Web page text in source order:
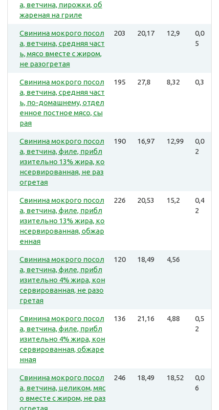
а, ветчина, пирожки, об
жареная на гриле
Свинина мокрого посол
а, ветчина, средняя част
ь, мясо вместе с жиром,
не разогретая
203 20,17 12,9
0,0
5
Свинина мокрого посол
а, ветчина, средняя част
ь, по-домашнему, отдел
енное постное мясо, сы
рая
195 27,8 8,32 0,3
Свинина мокрого посол
а, ветчина, филе, прибл
изительно 13% жира, ко
нсервированная, не раз
огретая
190 16,97 12,99
0,0
2
Свинина мокрого посол
а, ветчина, филе, прибл
изительно 13% жира, ко
нсервированная, обжар
енная
226 20,53 15,2
0,4
2
Свинина мокрого посол
а, ветчина, филе, прибл
изительно 4% жира, кон
сервированная, не разо
гретая
120 18,49 4,56
Свинина мокрого посол
а, ветчина, филе, прибл
изительно 4% жира, кон
сервированная, обжаре
нная
136 21,16 4,88
0,5
2
Свинина мокрого посол
а, ветчина, целиком, мяс
о вместе с жиром, не раз
246 18,49 18,52
0,0
6